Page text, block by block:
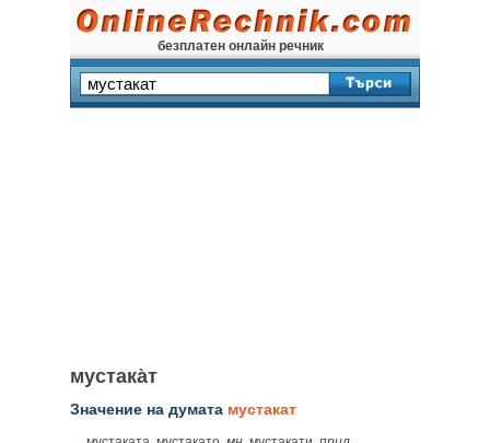
безплатен онлайн речник
мустака̀т
Значение на думата мустакат